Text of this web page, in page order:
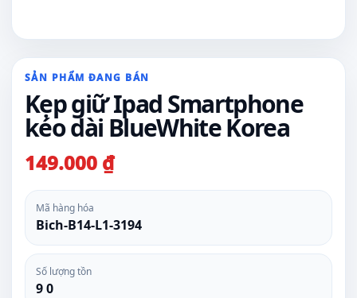
SẢN PHẨM ĐANG BÁN
Kẹp giữ Ipad Smartphone
kéo dài BlueWhite Korea
149.000 ₫
Mã hàng hóa
Bich-B14-L1-3194
Số lượng tồn
9 0